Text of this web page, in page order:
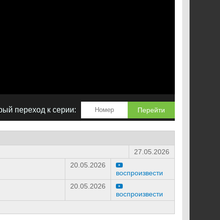
переход к серии: Перейти
27.05.2026
20.05.2026
воспроизвести
20.05.2026
воспроизвести